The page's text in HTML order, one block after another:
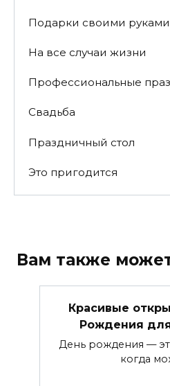
Подарки своими руками
На все случаи жизни
Профессиональные
Свадьба
Праздничный стол
Это пригодится
Вам также
Красивые
Рождения
День рождения —
когда